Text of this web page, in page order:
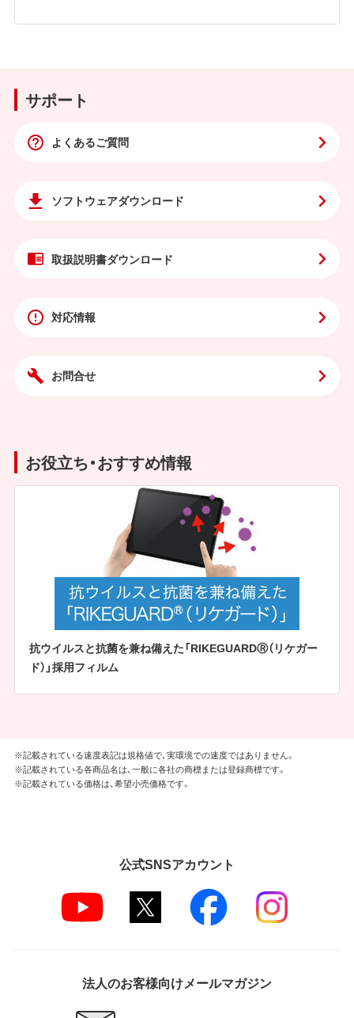
サポート
よくあるご質問
ソフトウェアダウンロード
取扱説明書ダウンロード
対応情報
お問合せ
お役立ち・おすすめ情報
抗ウイルスと抗菌を兼ね備えた「RIKEGUARDⓇ（リケガー
ド）」採用フィルム
※記載されている速度表記は規格値で、実環境での速度ではありません。
※記載されている各商品名は、一般に各社の商標または登録商標です。
※記載されている価格は、希望小売価格です。
公式SNSアカウント
法人のお客様向けメールマガジン